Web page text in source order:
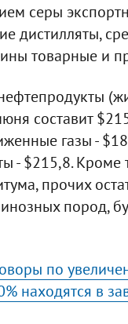
серы
дистилляты,
товарные и
составит
газы -
- $215,8.
прочих
пород,
по
находятся в